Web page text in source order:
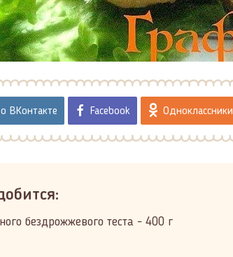
ВКонтакте Facebook Одноклассники
бездрожжевого теста - 400 г